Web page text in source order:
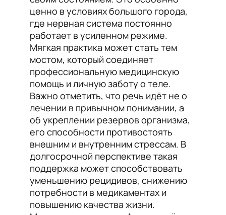
ценно в условиях большого города,
где нервная система постоянно
работает в усиленном режиме.
Мягкая практика может стать тем
мостом, который соединяет
профессиональную медицинскую
помощь и личную заботу о теле.
Важно отметить, что речь идёт не о
лечении в привычном понимании, а
об укреплении резервов организма,
его способности противостоять
внешним и внутренним стрессам. В
долгосрочной перспективе такая
поддержка может способствовать
уменьшению рецидивов, снижению
потребности в медикаментах и
повышению качества жизни.